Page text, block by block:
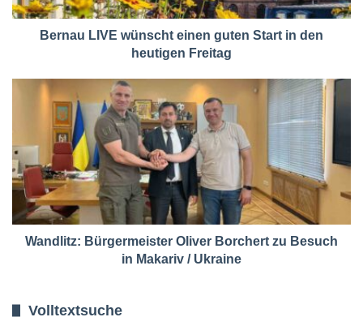
Bernau LIVE wünscht einen guten Start in den
heutigen Freitag
Wandlitz: Bürgermeister Oliver Borchert zu Besuch
in Makariv / Ukraine
Volltextsuche